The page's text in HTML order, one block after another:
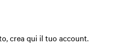
crea qui il tuo account.